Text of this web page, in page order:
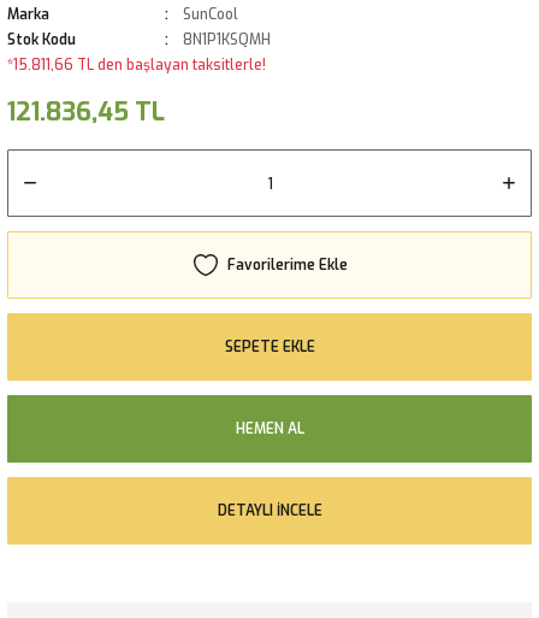
Marka
SunCool
Stok Kodu
8N1P1KSQMH
*15.811,66 TL den başlayan taksitlerle!
121.836,45 TL
SEPETE EKLE
HEMEN AL
DETAYLI İNCELE